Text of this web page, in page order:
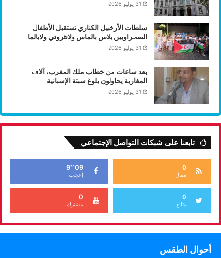
31 يوليو 2026
سلطات الأرخبيل الكناري تستقبل الأطفال
الصحراويين بلاس بالماس ولانثروتي ولابالما
31 يوليو 2026
بعد ساعات من خطاب ملك المغرب، آلاف
المغاربة يحاولون بلوغ سبتة الإسبانية
31 يوليو 2026
تابعنا على شبكات التواصل الإجتماعي
0
مقال
9٬109
إعجاب
0
متابع
0
مشترك
أحوال الطقس